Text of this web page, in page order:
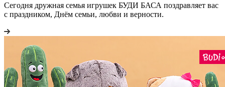
Сегодня дружная семья игрушек БУДИ БАСА поздравляет вас
с праздником, Днём семьи, любви и верности.